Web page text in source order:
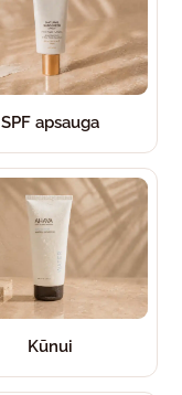
SPF apsauga
Kūnui